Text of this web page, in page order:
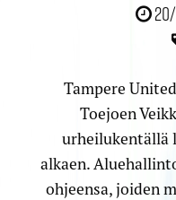
Tampere
Toejoen
urheilukentällä
alkaen.
ohjeensa, joiden